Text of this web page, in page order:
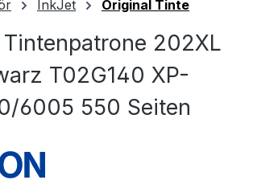
InkJet Original Tinte
Tintenpatrone 202XL
T02G140 XP-
6005 550 Seiten